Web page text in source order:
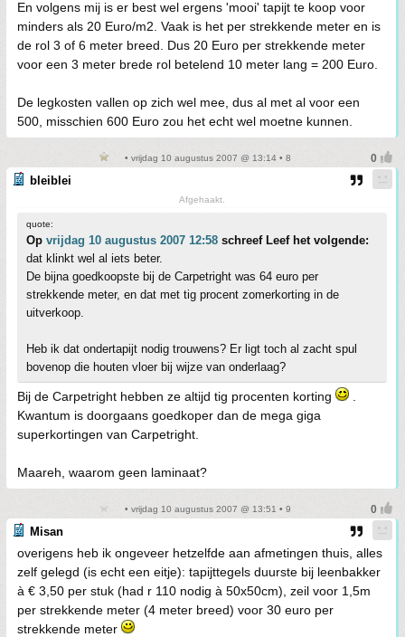
En volgens mij is er best wel ergens 'mooi' tapijt te koop voor
minders als 20 Euro/m2. Vaak is het per strekkende meter en is
de rol 3 of 6 meter breed. Dus 20 Euro per strekkende meter
voor een 3 meter brede rol betelend 10 meter lang = 200 Euro.
De legkosten vallen op zich wel mee, dus al met al voor een
500, misschien 600 Euro zou het echt wel moetne kunnen.
• vrijdag 10 augustus 2007 @ 13:14 • 8
bleiblei
Afgehaakt.
quote:
Op vrijdag 10 augustus 2007 12:58 schreef Leef het volgende:
dat klinkt wel al iets beter.
De bijna goedkoopste bij de Carpetright was 64 euro per
strekkende meter, en dat met tig procent zomerkorting in de
uitverkoop.
Heb ik dat ondertapijt nodig trouwens? Er ligt toch al zacht spul
bovenop die houten vloer bij wijze van onderlaag?
Bij de Carpetright hebben ze altijd tig procenten korting
Kwantum is doorgaans goedkoper dan de mega giga
superkortingen van Carpetright.
Maareh, waarom geen laminaat?
• vrijdag 10 augustus 2007 @ 13:51 • 9
Misan
overigens heb ik ongeveer hetzelfde aan afmetingen thuis, alles
zelf gelegd (is echt een eitje): tapijttegels duurste bij leenbakker
à € 3,50 per stuk (had r 110 nodig à 50x50cm), zeil voor 1,5m
per strekkende meter (4 meter breed) voor 30 euro per
strekkende meter